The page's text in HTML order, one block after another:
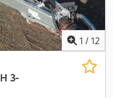
1 / 12
3-